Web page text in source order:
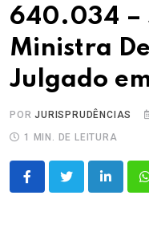
640.034 –
Ministra
Julgado
PORJURISPRUDÊNCIAS
1 MIN. DE LEITURA
LinkedIn